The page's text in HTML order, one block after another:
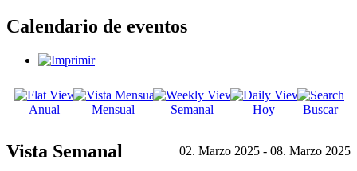
Calendario de eventos
Anual Mensual Semanal Hoy Buscar
Vista Semanal 02. Marzo 2025 - 08. Marzo 2025